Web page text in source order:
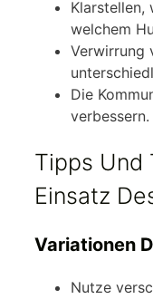
Klarstellen,
welchem
Verwirrung
Die
verbessern.
Tipps Und
Einsatz
Variationen
Nutze